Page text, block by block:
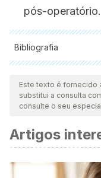
pós-operatório.
Bibliografia
Todas as fontes
nossa equipe para
atualidade e
cientificamente.
Timbó Barbosa, F.,
Martins de la
Este texto é fornecido
substitui a consulta
consulte o seu
Artigos